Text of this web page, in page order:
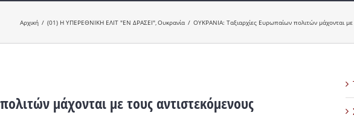
Αρχική (01) Η ΥΠΕΡΕΘΝΙΚΗ ΕΛΙΤ "ΕΝ ΔΡΑΣΕΙ" Ουκρανία ΟΥΚΡΑΝΙΑ: Ταξιαρχίες Ευρωπαίων πολιτών μάχονται
μάχονται με τους αντιστεκόμενους